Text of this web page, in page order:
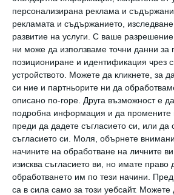
персонализирана реклама и
рекламата и съдържанието,
развитие на услуги. С ваше разрешение
ни може да използваме точни данни за
позициониране и идентификация чрез
устройството. Можете да кликнете, за
си ние и партньорите ни да
описано по-горе. Друга възможност е
подробна информация и да промените
преди да дадете съгласието си, или да
съгласието си.
Моля, обърнете
начините на обработване на личните
изисква съгласието ви, но имате право
обработването им по тези начини.
са в сила само за този уебсайт.
Бурите носят вятър
05 септември 2020 г.